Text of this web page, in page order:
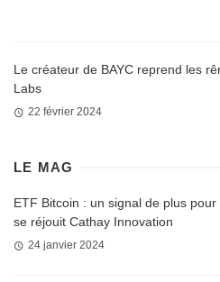
Le créateur de BAYC reprend les
Labs
22 février 2024
LE MAG
ETF Bitcoin : un signal de plus
se réjouit Cathay Innovation
24 janvier 2024